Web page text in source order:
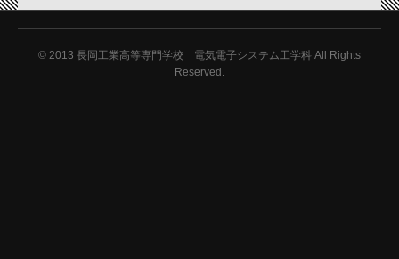
© 2013 長岡工業高等専門学校 電気電子システム工学科 All Rights
Reserved.